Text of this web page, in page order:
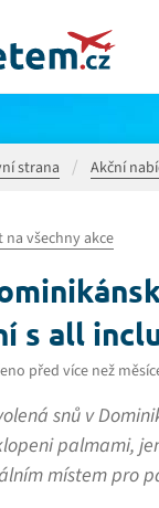
strana Akční
na všechny akce
s all
před více než
snů v
palmami,
místem pro